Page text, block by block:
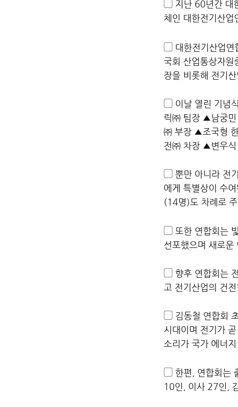
▢ 지난 60년간 대
체인 대한전기산업
▢ 대한전기산업
국회 산업통상자원
장을 비롯해 전기
▢ 이날 열린 기념
릭㈜ 팀장 ▲남궁
㈜ 부장 ▲조국형
전㈜ 차장 ▲변우식
▢ 뿐만 아니라 전
에게 특별상이 수
(14명)도 차례로
▢ 또한 연합회는
선포했으며 새로운
▢ 향후 연합회는
고 전기산업의 건
▢ 김동철 연합회
시대이며 전기가
소리가 국가 에너
▢ 한편, 연합회는
10인, 이사 27인,